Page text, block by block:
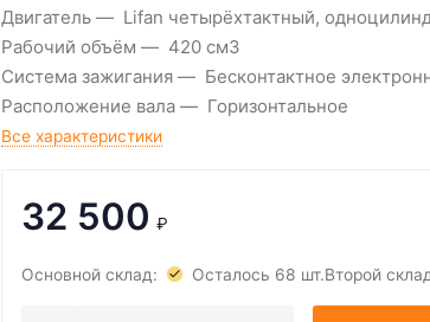
Двигатель
Lifan четырёхтактный,
Рабочий объём
420 см3
Система зажигания
Бесконтактное
Расположение вала
Горизонтальное
Все характеристики
32 500 ₽
Основной склад: Осталось 68 шт.Второй